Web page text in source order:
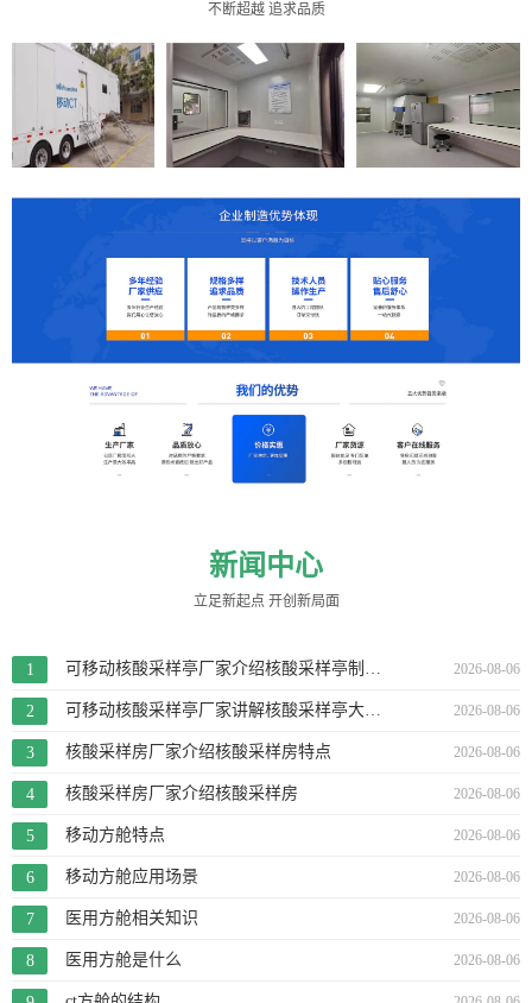
方舱
不断超越 追求品质
新闻中心
立足新起点 开创新局面
2026-08-06
2026-08-06
2026-08-06
核酸采样房厂家介绍核酸采样房特点
2026-08-06
核酸采样房厂家介绍核酸采样房
2026-08-06
移动方舱特点
2026-08-06
移动方舱应用场景
2026-08-06
医用方舱相关知识
2026-08-06
医用方舱是什么